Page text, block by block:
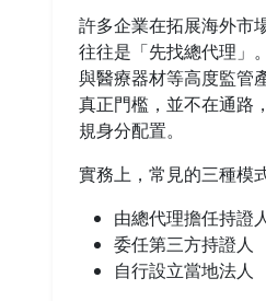
許多企業在拓展海外市
往往是「先找總代理」
與醫療器材等高度監管
真正門檻，並不在通路
規身分配置。
實務上，常見的三種模
由總代理擔任持證
委任第三方持證人
自行設立當地法人